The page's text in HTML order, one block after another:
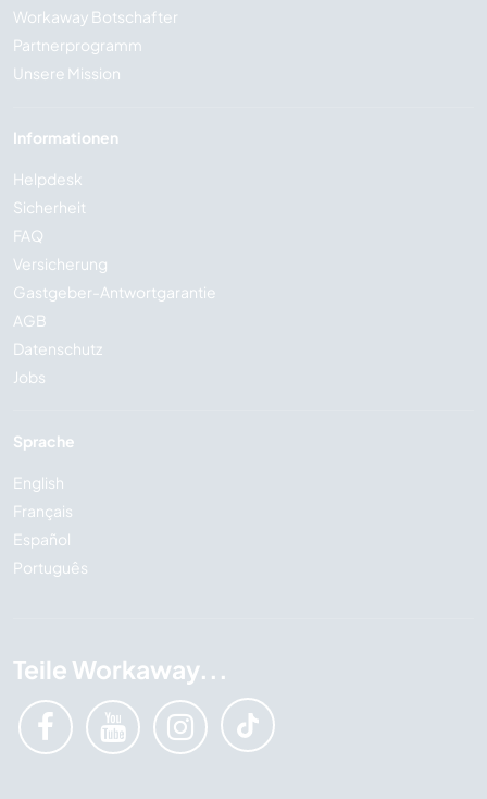
Workaway Botschafter
Partnerprogramm
Unsere Mission
Informationen
Helpdesk
Sicherheit
FAQ
Versicherung
Gastgeber-Antwortgarantie
AGB
Datenschutz
Jobs
Sprache
English
Français
Español
Português
Teile Workaway...